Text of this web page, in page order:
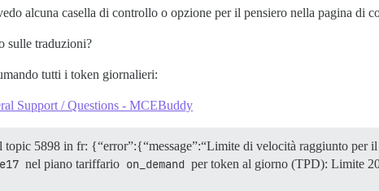
alcuna casella di controllo o opzione per il pensiero nella pagina di
sulle traduzioni?
tutti i token giornalieri:
Support / Questions - MCEBuddy
5898 in fr: {“error”:{“message”:“Limite di velocità raggiunto per
nel piano tariffario on_demand per token al giorno (TPD): Limite